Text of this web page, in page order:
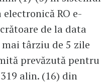
RO e-
de la data
târziu de 5 zile
prevăzută pentru
alin. (16) din